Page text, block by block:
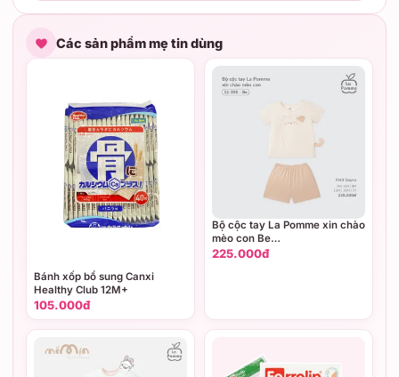
Các sản phẩm mẹ tin dùng
Bánh xốp bổ sung Canxi
Healthy Club 12M+
105.000đ
Bộ cộc tay La Pomme xin chào
mèo con Be
(3M,6M,9M,12M,18M,3Y)
225.000đ